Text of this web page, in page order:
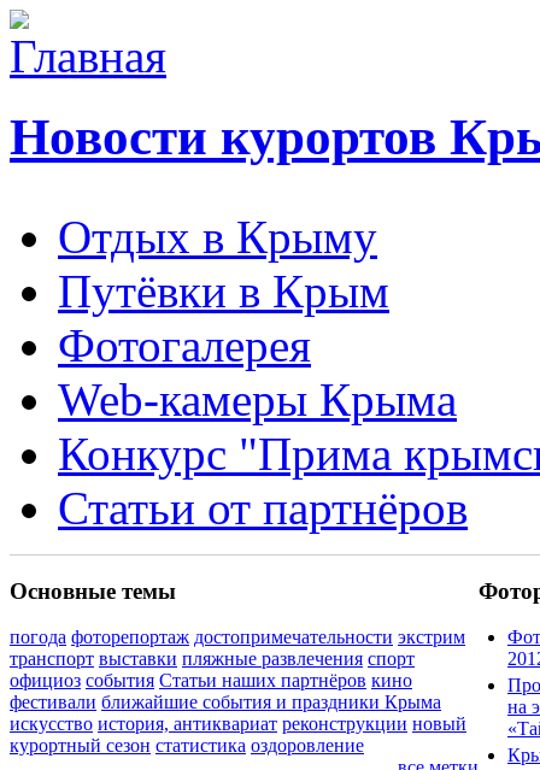
Новости курортов
Отдых в Крыму
Путёвки в Крым
Фотогалерея
Web-камеры Крыма
Конкурс "Прима
Статьи от партнёров
Основные темы
погода фоторепортаж достопримечательности экстрим
транспорт выставки пляжные развлечения спорт
официоз события Статьи наших партнёров кино
фестивали ближайшие события и праздники Крыма
искусство история, антиквариат реконструкции новый
курортный сезон статистика оздоровление
на